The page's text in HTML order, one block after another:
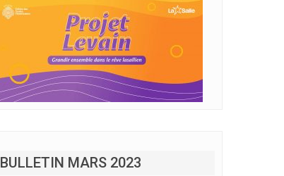
BULLETIN MARS 2023